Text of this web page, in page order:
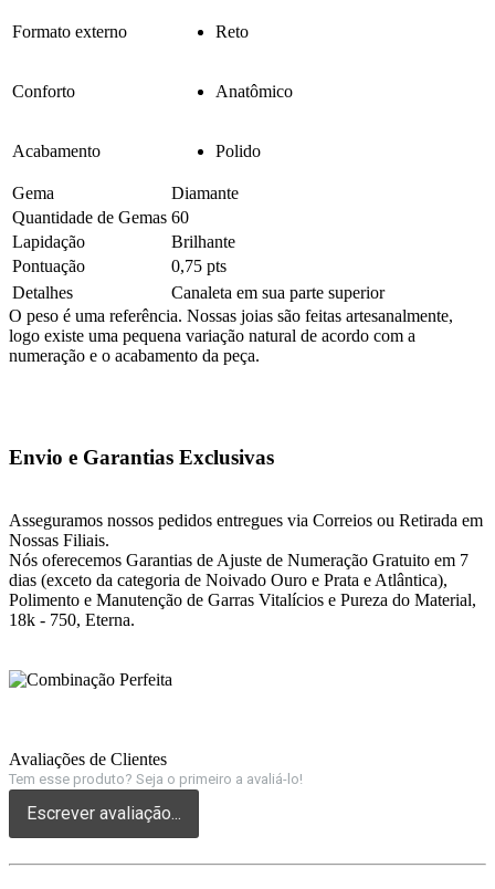
Formato externo Reto
Conforto Anatômico
Acabamento Polido
Gema
Diamante
Quantidade de Gemas 60
Lapidação
Brilhante
Pontuação
0,75 pts
Detalhes
Canaleta em sua parte superior
O peso é uma referência. Nossas joias são feitas artesanalmente,
logo existe uma pequena variação natural de acordo com a
numeração e o acabamento da peça.
Envio e Garantias Exclusivas
Asseguramos nossos pedidos entregues via Correios ou Retirada em
Nossas Filiais.
Nós oferecemos Garantias de Ajuste de Numeração Gratuito em 7
dias (exceto da categoria de Noivado Ouro e Prata e Atlântica),
Polimento e Manutenção de Garras Vitalícios e Pureza do Material,
18k - 750, Eterna.
Avaliações de Clientes
Tem esse produto? Seja o primeiro a avaliá-lo!
Escrever avaliação...